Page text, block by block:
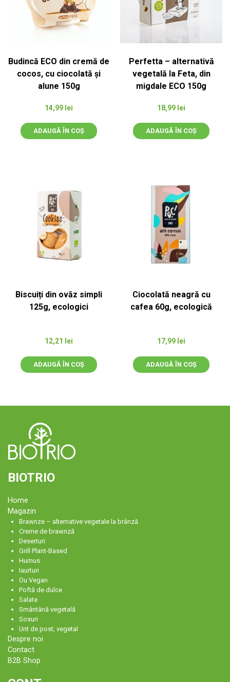
Budincă ECO din cremă de
cocos, cu ciocolată și
alune 150g
14,99 lei
ADAUGĂ ÎN COȘ
Perfetta – alternativă
vegetală la Feta, din
migdale ECO 150g
18,99 lei
ADAUGĂ ÎN COȘ
Biscuiți din ovăz simpli
125g, ecologici
12,21 lei
ADAUGĂ ÎN COȘ
Ciocolată neagră cu
cafea 60g, ecologică
17,99 lei
ADAUGĂ ÎN COȘ
BIOTRIO
Home
Magazin
Brawnze – alternative vegetale la brânză
Creme de brawnză
Deserturi
Grill Plant-Based
Humus
Iaurturi
Ou Vegan
Poftă de dulce
Salate
Smântână vegetală
Sosuri
Unt de post, vegetal
Despre noi
Contact
B2B Shop